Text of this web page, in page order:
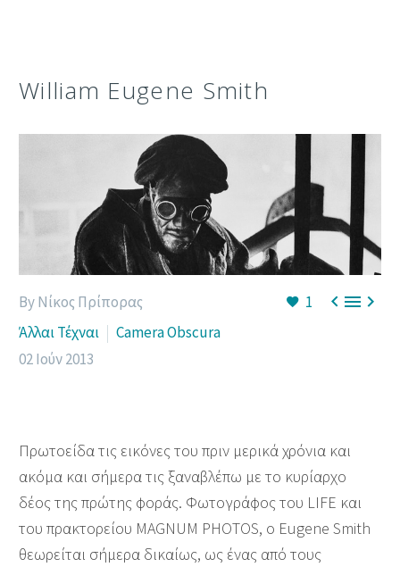
William Eugene Smith
1 
By Νίκος Πρίπορας
Άλλαι Τέχναι
Camera Obscura
02 Ιούν 2013
Πρωτοείδα τις εικόνες του πριν μερικά χρόνια και
ακόμα και σήμερα τις ξαναβλέπω με το κυρίαρχο
δέος της πρώτης φοράς. Φωτογράφος του LIFE και
του πρακτορείου ΜAGNUM PHOTOS, o Eugene Smith
θεωρείται σήμερα δικαίως, ως ένας από τους